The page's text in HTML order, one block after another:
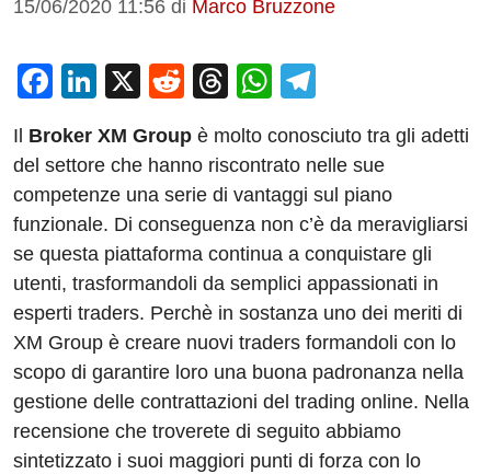
15/06/2020 11:56 di Marco Bruzzone
F
c
e
b
o
o
k
Li
k
e
dI
n
X
R
e
d
di
t
T
e
a
d
s
W
at
s
A
p
p
e
gr
a
m
Il Broker XM Group è molto conosciuto tra gli adetti
del settore che hanno riscontrato nelle sue
competenze una serie di vantaggi sul piano
funzionale. Di conseguenza non c’è da meravigliarsi
se questa piattaforma continua a conquistare gli
utenti, trasformandoli da semplici appassionati in
esperti traders. Perchè in sostanza uno dei meriti di
XM Group è creare nuovi traders formandoli con lo
scopo di garantire loro una buona padronanza nella
gestione delle contrattazioni del trading online. Nella
recensione che troverete di seguito abbiamo
sintetizzato i suoi maggiori punti di forza con lo